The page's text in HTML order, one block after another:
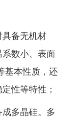
备无机材
数小、表面
基本性质，还
性等特性；
多晶硅。多